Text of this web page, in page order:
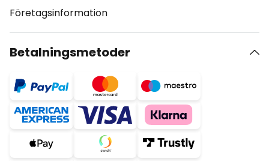
Företagsinformation
Betalningsmetoder